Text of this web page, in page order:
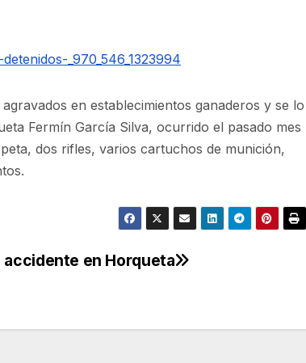
en establecimientos ganaderos y se lo
Fermín García Silva, ocurrido el pasado mes
dos rifles, varios cartuchos de munición,
accidente en Horqueta